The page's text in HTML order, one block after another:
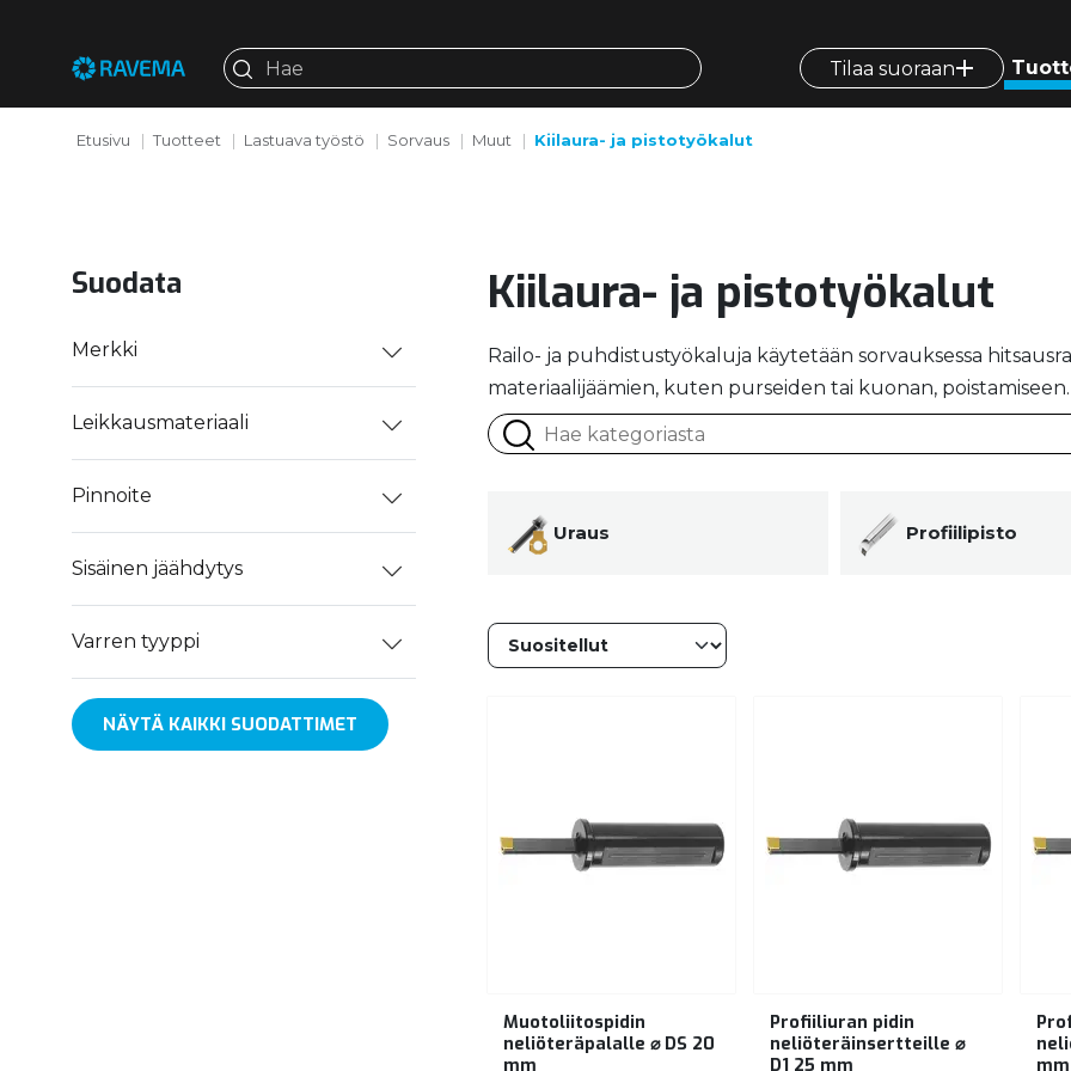
Tilaa suoraan
Etusivu Tuotteet Lastuava työstö Sorvaus Muut Kiilaura- ja pistotyökalut
Suodata
Merkki
Leikkausmateriaali
Pinnoite
Sisäinen jäähdytys
Varren tyyppi
NÄYTÄ KAIKKI SUODATTIMET
Kiilaura- ja pistotyökalut
Railo- ja puhdistustyökaluja käytetään sorvauksessa
materiaalijäämien, kuten purseiden tai kuonan, poistamiseen.
Uraus Profiilipisto
Muotoliitospidin
neliöteräpalalle ⌀ DS 20
mm
Profiiliuran pidin
neliöteräinsertteille ⌀
D1 25 mm
mm